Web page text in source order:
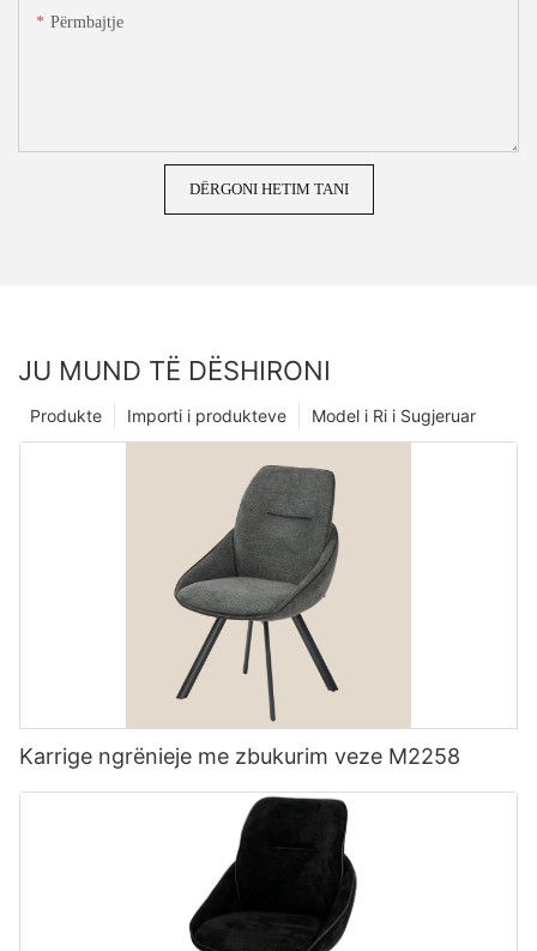
Përmbajtje
DËRGONI HETIM TANI
JU MUND TË DËSHIRONI
Model i Ri i Sugjeruar
Importi i produkteve
Produkte
Karrige ngrënieje me zbukurim veze M2258